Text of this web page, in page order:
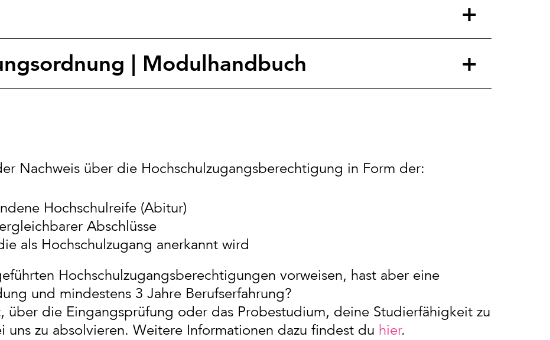
| Modulhandbuch
Nachweis über die Hochschulzugangsberechtigung in Form der:
Hochschulreife (Abitur)
Abschlüsse
als Hochschulzugang anerkannt wird
Hochschulzugangsberechtigungen vorweisen, hast aber eine
und mindestens 3 Jahre Berufserfahrung?
über die Eingangsprüfung oder das Probestudium, deine Studierfähigkeit zu
uns zu absolvieren. Weitere Informationen dazu findest du hier.